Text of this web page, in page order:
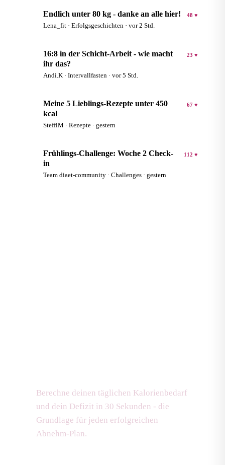
Endlich unter 80 kg - danke an alle hier!
Lena_fit · Erfolgsgeschichten · vor 2 Std.
48 ♥
16:8 in der Schicht-Arbeit - wie macht
ihr das?
Andi.K · Intervallfasten · vor 5 Std.
23 ♥
Meine 5 Lieblings-Rezepte unter 450
kcal
SteffiM · Rezepte · gestern
67 ♥
Frühlings-Challenge: Woche 2 Check-
in
Team diaet-community · Challenges · gestern
112 ♥
Berechne deinen täglichen Kalorienbedarf
und dein Defizit in 30 Sekunden - die
Grundlage für jeden erfolgreichen
Abnehm-Plan.